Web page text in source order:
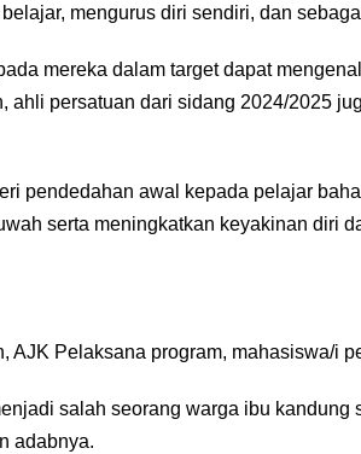
mengurus diri sendiri, dan
mereka dalam target dapat
persatuan dari sidang 2024/2025
pendedahan awal kepada pelajar
serta meningkatkan keyakinan diri
Pelaksana program, mahasiswa/i
salah seorang warga ibu
adabnya.